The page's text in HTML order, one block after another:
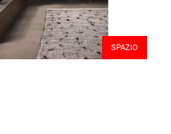
SPAZIO